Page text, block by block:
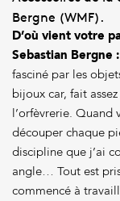
Bergne (WMF).
D’où vient votre
Sebastian Bergne :
fasciné par les
bijoux car, fait
l’orfèvrerie. Quand
découper chaque
discipline que j’ai
angle… Tout est
commencé à